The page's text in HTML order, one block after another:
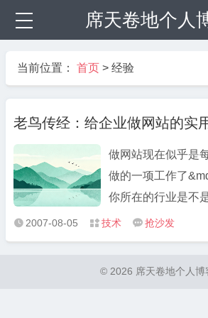
席天卷地个人
当前位置： 首页 > 经验
老鸟传经：给企业做网站的实
做网站现在似乎是
做的一项工作了
你所在的行业是不
平均每周都会接到
问：我们要做一个
 2007-08-05  技术  抢沙发
© 2026 席天卷地个人博